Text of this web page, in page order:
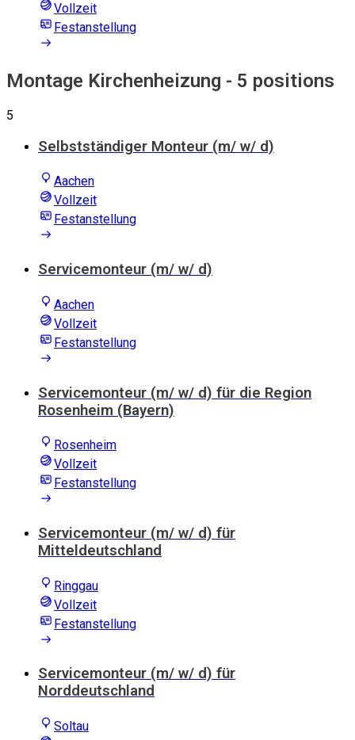
Vollzeit
Festanstellung
Montage Kirchenheizung - 5 positions
5
Selbstständiger Monteur (m/ w/ d)
Aachen
Vollzeit
Festanstellung
Servicemonteur (m/ w/ d)
Aachen
Vollzeit
Festanstellung
Servicemonteur (m/ w/ d) für die Region
Rosenheim (Bayern)
Rosenheim
Vollzeit
Festanstellung
Servicemonteur (m/ w/ d) für
Mitteldeutschland
Ringgau
Vollzeit
Festanstellung
Servicemonteur (m/ w/ d) für
Norddeutschland
Soltau